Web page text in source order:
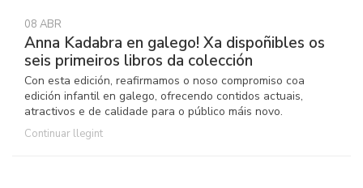
08 ABR
Anna Kadabra en galego! Xa dispoñibles os
seis primeiros libros da colección
Con esta edición, reafirmamos o noso compromiso coa
edición infantil en galego, ofrecendo contidos actuais,
atractivos e de calidade para o público máis novo.
Continuar llegint